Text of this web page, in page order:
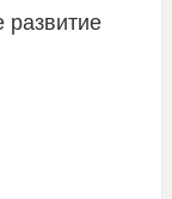
развитие